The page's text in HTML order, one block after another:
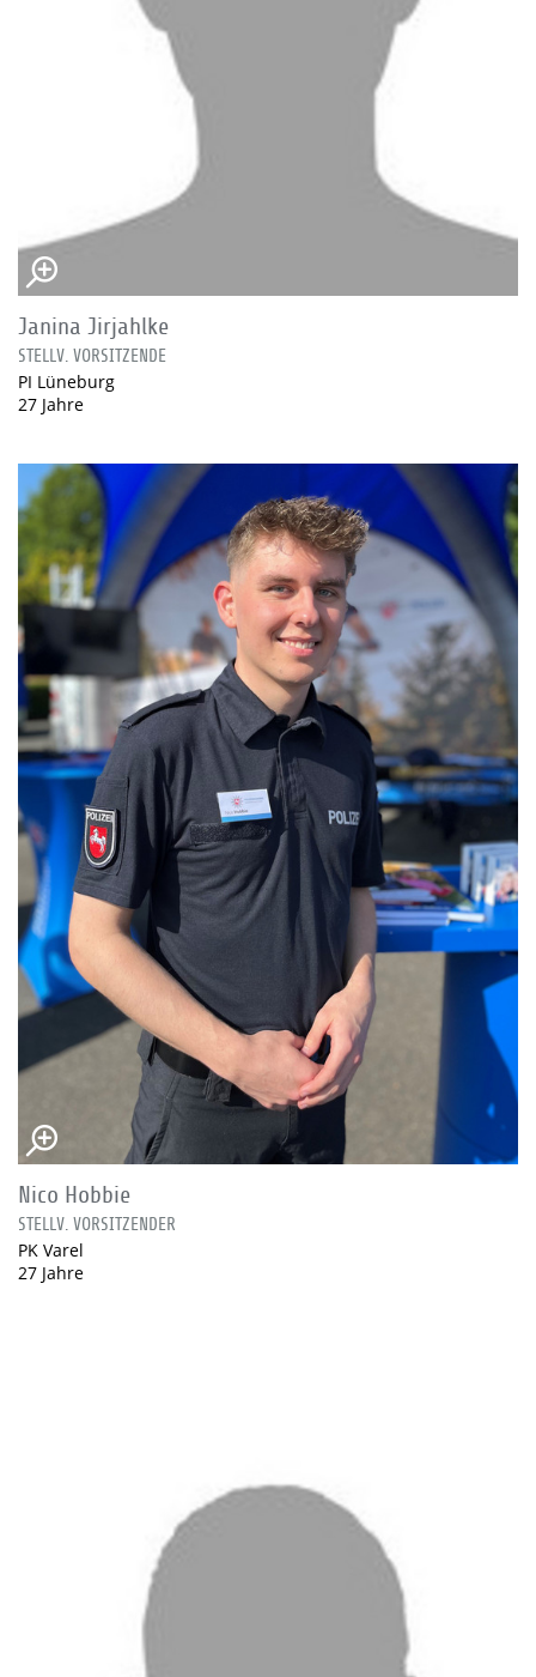
Janina Jirjahlke
STELLV. VORSITZENDE
PI Lüneburg
27 Jahre
Nico Hobbie
STELLV. VORSITZENDER
PK Varel
27 Jahre